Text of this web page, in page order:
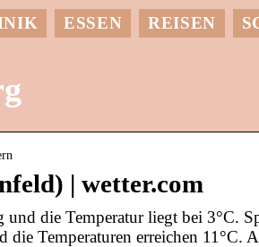
ESSEN REISEN
| wetter.com
die Temperatur liegt bei 3°C.
die Temperaturen erreichen 11°C.